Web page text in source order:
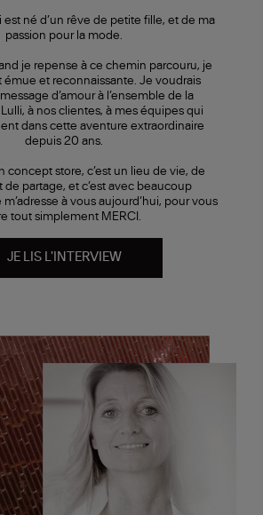
est né d’un rêve de petite fille, et de ma
passion pour la mode.
je repense à ce chemin parcouru, je
émue et reconnaissante. Je voudrais
d’amour à l’ensemble de la
à nos clientes, à mes équipes qui
dans cette aventure extraordinaire
depuis 20 ans.
concept store, c’est un lieu de vie, de
de partage, et c’est avec beaucoup
à vous aujourd’hui, pour vous
tout simplement MERCI.
JE LIS L'INTERVIEW